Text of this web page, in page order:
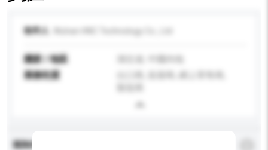
收件人
國家 / 地區
業務性質
查詢內容